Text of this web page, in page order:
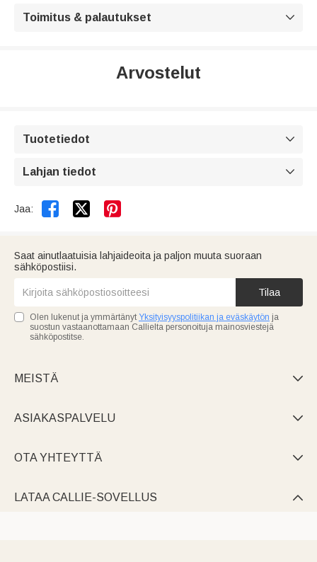
Toimitus & palautukset 
Arvostelut
Tuotetiedot 
Lahjan tiedot 
Jaa:  
Saat ainutlaatuisia lahjaideoita ja paljon muuta suoraan
sähköpostiisi.
Tilaa
Olen lukenut ja ymmärtänyt Yksityisyyspolitiikan ja eväskäytön ja
suostun vastaanottamaan Callielta personoituja mainosviestejä
sähköpostitse.
MEISTÄ 
ASIAKASPALVELU 
OTA YHTEYTTÄ 
LATAA CALLIE-SOVELLUS 